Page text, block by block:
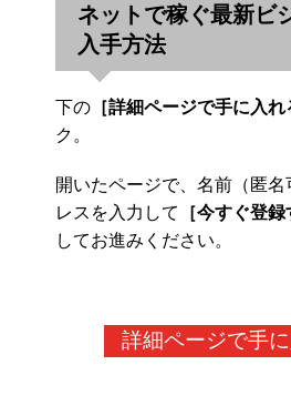
ネットで稼ぐ最新ビ
入手方法
下の ［詳細ページで手に入れ
ク。
開いたページで、名前（匿
レスを入力して
［今すぐ登録
してお進みください。
詳細ページで手